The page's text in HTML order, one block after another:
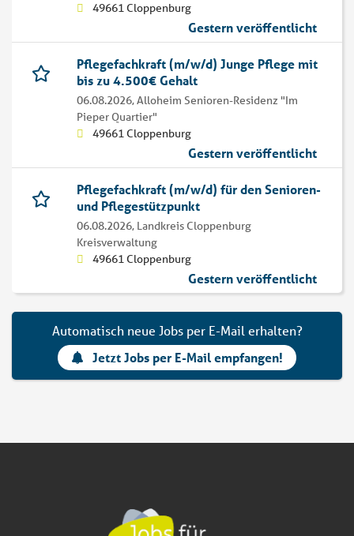
49661 Cloppenburg
Gestern veröffentlicht
Pflegefachkraft (m/w/d) Junge Pflege mit
bis zu 4.500€ Gehalt
06.08.2026,Alloheim Senioren-Residenz "Im
Pieper Quartier"
49661 Cloppenburg
Gestern veröffentlicht
Pflegefachkraft (m/w/d) für den Senioren-
und Pflegestützpunkt
06.08.2026, Landkreis Cloppenburg
Kreisverwaltung
49661 Cloppenburg
Gestern veröffentlicht
Automatisch neue Jobs per E-Mail erhalten?
Jetzt Jobs per E-Mail empfangen!